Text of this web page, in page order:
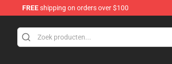
FREEshipping on orders over $100